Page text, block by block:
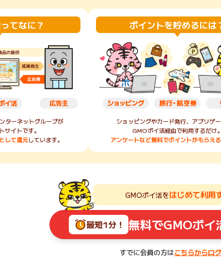
その他の楽天サービス
てなに？
ターネットグループが
サイトです。
して還元しています。
ポイントを貯めるには
ショッピングやカード発行、アプリゲ
GMOポイ活経由で利用するだけ。
アンケートなど無料でポイントがもらえる
GMOポイ活をはじめて利用
最短1分！ 無料でGMOポイ
すでに会員の方はこちらからロ